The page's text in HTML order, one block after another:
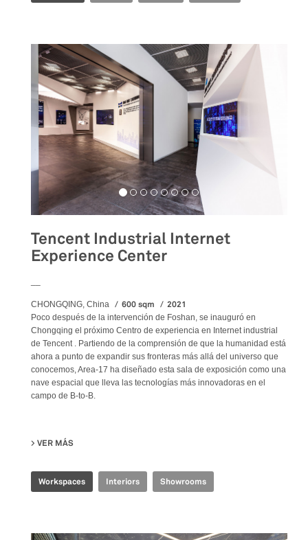
Tencent Industrial Internet
Experience Center
CHONGQING, China 600 sqm 2021
Poco después de la intervención de Foshan, se inauguró en
Chongqing el próximo Centro de experiencia en Internet industrial
de Tencent . Partiendo de la comprensión de que la humanidad está
ahora a punto de expandir sus fronteras más allá del universo que
conocemos, Area-17 ha diseñado esta sala de exposición como una
nave espacial que lleva las tecnologías más innovadoras en el
campo de B-to-B.
VER MÁS
Workspaces Interiors Showrooms